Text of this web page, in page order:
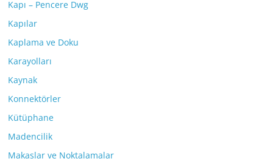
Kapı – Pencere Dwg
Kapılar
Kaplama ve Doku
Karayolları
Kaynak
Konnektörler
Kütüphane
Madencilik
Makaslar ve Noktalamalar